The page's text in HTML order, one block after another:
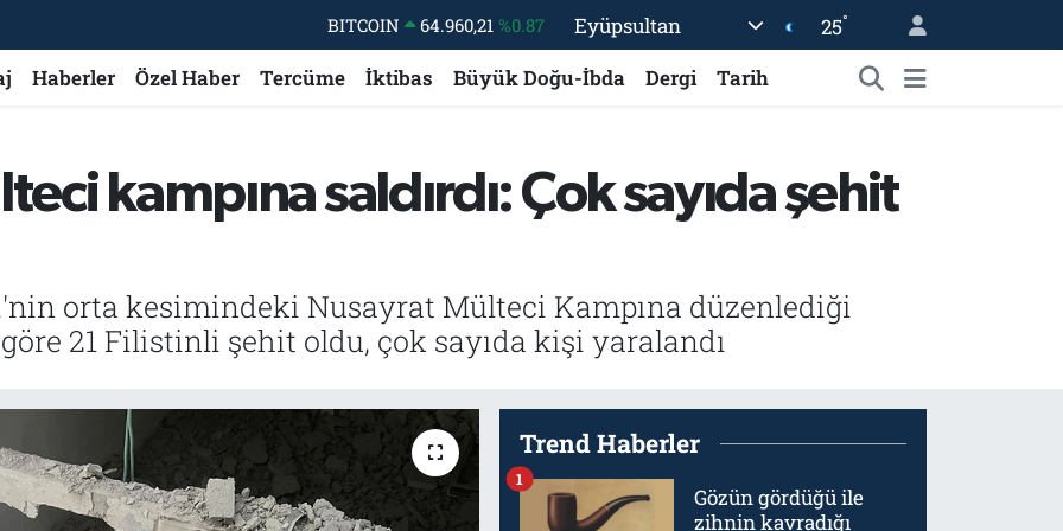
BITCOIN 64.960,21 %0.87
DOLAR
47,7436 %0.18
GRAM ALTIN
6648.99
%2.59
Eyüpsultan 25°
Haberler Özel Haber Tercüme İktibas Büyük Doğu-İbda Dergi Tarih
kampına saldırdı: Çok sayıda şehit
orta kesimindeki Nusayrat Mülteci Kampına düzenlediği
21 Filistinli şehit oldu, çok sayıda kişi yaralandı
Trend Haberler
Gözün gördüğü ile
zihnin kavradığı
1